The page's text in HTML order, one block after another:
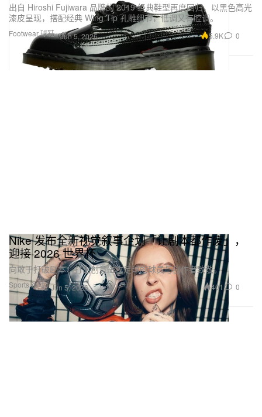
Footwear 球鞋
出自 Hiroshi Fujiwara 品牌的 2019 经典鞋型再度回归，以黑色高光
漆皮呈现，搭配经典 Wing Tip 孔雕细节，低调又有腔调。
Jun 5, 2026 5.9K 0
Sports 运动
Nike 发布全新视觉叙事企划「让剧本都作废」，
迎接 2026 世界杯
向敢于打破剧本、打出创意进攻足球的球员与创作者致敬。
Jun 5, 2026 401 0